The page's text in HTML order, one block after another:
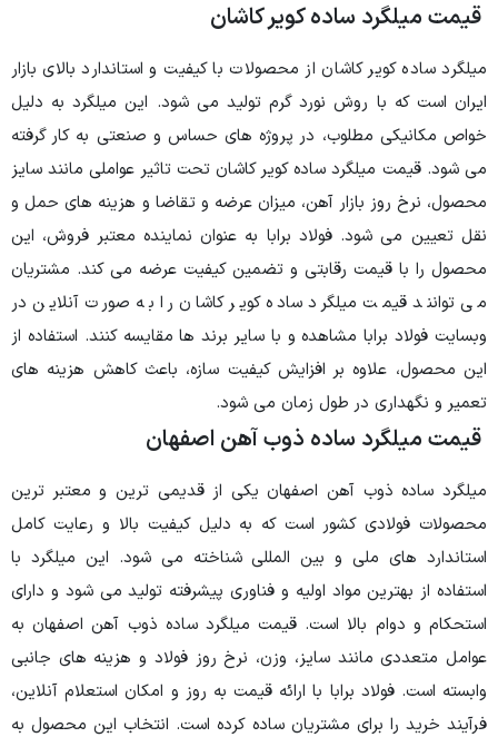
کویر کاشان
محصولات با کیفیت و استاندارد بالای بازار
گرم تولید می شود. این میلگرد به دلیل
پروژه های حساس و صنعتی به کار گرفته
کویر کاشان تحت تاثیر عواملی مانند سایز
میزان عرضه و تقاضا و هزینه های حمل و
برابا به عنوان نماینده معتبر فروش، این
و تضمین کیفیت عرضه می کند. مشتریان
ساده کویر کاشان را به صورت آنلاین در
و با سایر برند ها مقایسه کنند. استفاده از
کیفیت سازه، باعث کاهش هزینه های
زمان می شود.
ذوب آهن اصفهان
یکی از قدیمی ترین و معتبر ترین
که به دلیل کیفیت بالا و رعایت کامل
المللی شناخته می شود. این میلگرد با
و فناوری پیشرفته تولید می شود و دارای
قیمت میلگرد ساده ذوب آهن اصفهان به
وزن، نرخ روز فولاد و هزینه های جانبی
ارائه قیمت به روز و امکان استعلام آنلاین،
ساده کرده است. انتخاب این محصول به